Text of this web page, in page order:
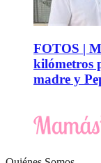
FOTOS |
kilómetros
madre y